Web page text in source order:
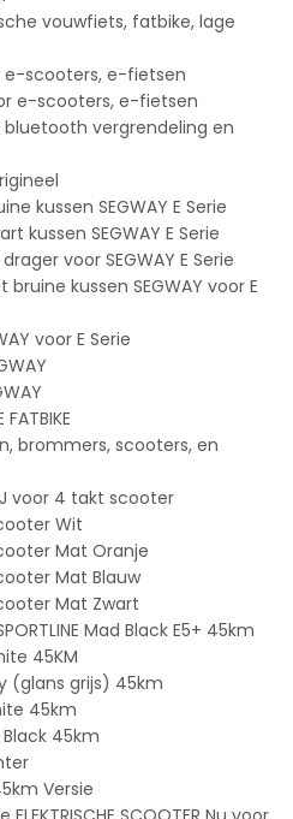
vouwfiets, fatbike, lage
e-scooters, e-fietsen
e-scooters, e-fietsen
vergrendeling en
kussen SEGWAY E Serie
kussen SEGWAY E Serie
voor SEGWAY E Serie
kussen SEGWAY voor E
voor E Serie
FATBIKE
brommers, scooters, en
voor 4 takt scooter
Wit
Mat Oranje
Mat Blauw
Mat Zwart
Mad Black E5+ 45km
45KM
(glans grijs) 45km
45km
Black 45km
Versie